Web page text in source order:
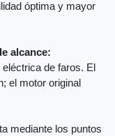
óptima y mayor
alcance:
de faros. El
el motor original
mediante los puntos